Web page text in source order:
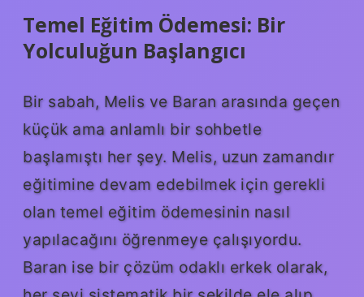
Temel Eğitim Ödemesi: Bir
Yolculuğun Başlangıcı
Bir sabah, Melis ve Baran arasında geçen
küçük ama anlamlı bir sohbetle
başlamıştı her şey. Melis, uzun zamandır
eğitimine devam edebilmek için gerekli
olan temel eğitim ödemesinin nasıl
yapılacağını öğrenmeye çalışıyordu.
Baran ise bir çözüm odaklı erkek olarak,